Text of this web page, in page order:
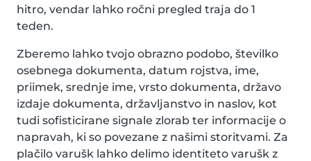
hitro, vendar lahko ročni pregled traja do 1
teden.
Zberemo lahko tvojo obrazno podobo, številko
osebnega dokumenta, datum rojstva, ime,
priimek, srednje ime, vrsto dokumenta, državo
izdaje dokumenta, državljanstvo in naslov, kot
tudi sofisticirane signale zlorab ter informacije o
napravah, ki so povezane z našimi storitvami. Za
plačilo varušk lahko delimo identiteto varušk z